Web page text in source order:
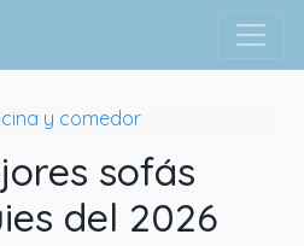
y comedor
sofás
del 2026